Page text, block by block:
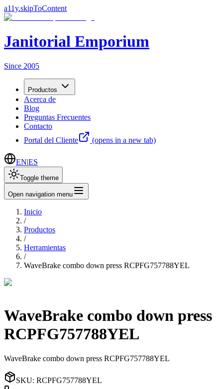
a11y.skipToContent
Janitorial Emporium
Since 2005
Productos
Acerca de
Blog
Preguntas Frecuentes
Contacto
Portal del Cliente
(opens in a new tab)
EN|ES
Toggle theme
Open navigation menu
Inicio
/
Productos
/
Herramientas
/
WaveBrake combo down press RCPFG757788YEL
WaveBrake combo down press
RCPFG757788YEL
WaveBrake combo down press RCPFG757788YEL
SKU: RCPFG757788YEL